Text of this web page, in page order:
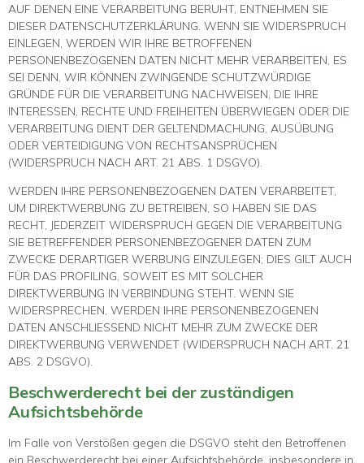
AUF DENEN EINE VERARBEITUNG BERUHT, ENTNEHMEN SIE
DIESER DATENSCHUTZERKLÄRUNG. WENN SIE WIDERSPRUCH
EINLEGEN, WERDEN WIR IHRE BETROFFENEN
PERSONENBEZOGENEN DATEN NICHT MEHR VERARBEITEN, ES
SEI DENN, WIR KÖNNEN ZWINGENDE SCHUTZWÜRDIGE
GRÜNDE FÜR DIE VERARBEITUNG NACHWEISEN, DIE IHRE
INTERESSEN, RECHTE UND FREIHEITEN ÜBERWIEGEN ODER DIE
VERARBEITUNG DIENT DER GELTENDMACHUNG, AUSÜBUNG
ODER VERTEIDIGUNG VON RECHTSANSPRÜCHEN
(WIDERSPRUCH NACH ART. 21 ABS. 1 DSGVO).
WERDEN IHRE PERSONENBEZOGENEN DATEN VERARBEITET,
UM DIREKTWERBUNG ZU BETREIBEN, SO HABEN SIE DAS
RECHT, JEDERZEIT WIDERSPRUCH GEGEN DIE VERARBEITUNG
SIE BETREFFENDER PERSONENBEZOGENER DATEN ZUM
ZWECKE DERARTIGER WERBUNG EINZULEGEN; DIES GILT AUCH
FÜR DAS PROFILING, SOWEIT ES MIT SOLCHER
DIREKTWERBUNG IN VERBINDUNG STEHT. WENN SIE
WIDERSPRECHEN, WERDEN IHRE PERSONENBEZOGENEN
DATEN ANSCHLIESSEND NICHT MEHR ZUM ZWECKE DER
DIREKTWERBUNG VERWENDET (WIDERSPRUCH NACH ART. 21
ABS. 2 DSGVO).
Beschwerde­recht bei der zuständigen
Aufsichts­behörde
Im Falle von Verstößen gegen die DSGVO steht den Betroffenen
ein Beschwerderecht bei einer Aufsichtsbehörde, insbesondere in